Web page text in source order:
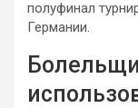
полуфинал
Германии.